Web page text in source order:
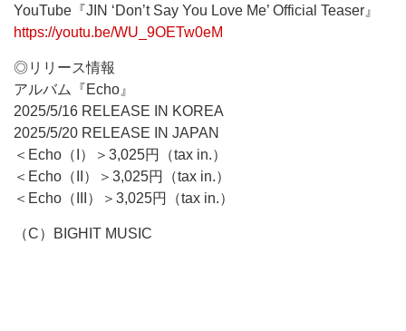
YouTube『JIN ‘Don’t Say You Love Me’ Official Teaser』
https://youtu.be/WU_9OETw0eM
◎リリース情報
アルバム『Echo』
2025/5/16 RELEASE IN KOREA
2025/5/20 RELEASE IN JAPAN
＜Echo（I）＞3,025円（tax in.）
＜Echo（II）＞3,025円（tax in.）
＜Echo（III）＞3,025円（tax in.）
（C）BIGHIT MUSIC